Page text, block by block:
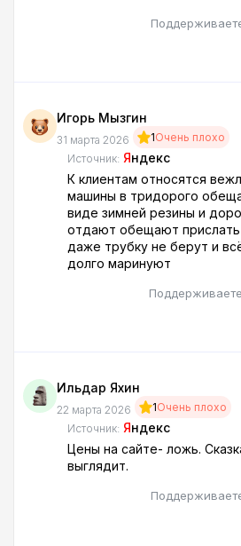
Игорь Мызгин
31 марта 2026 1Очень плохо
Источник: Яндекс
К клиентам относятся
машины в тридорого
виде зимней резины и
отдают обещают
даже трубку не берут и
долго маринуют
Ильдар Яхин
22 марта 2026 1Очень плохо
Источник: Яндекс
Цены на сайте- ложь.
выглядит.